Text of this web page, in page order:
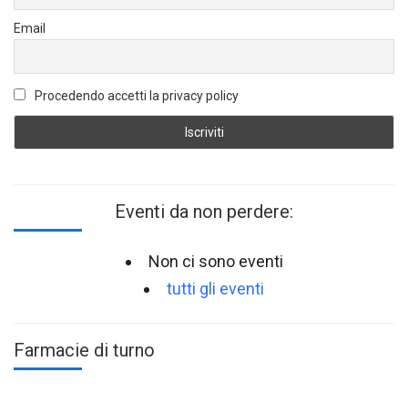
Email
Procedendo accetti la privacy policy
Eventi da non perdere:
Non ci sono eventi
tutti gli eventi
Farmacie di turno